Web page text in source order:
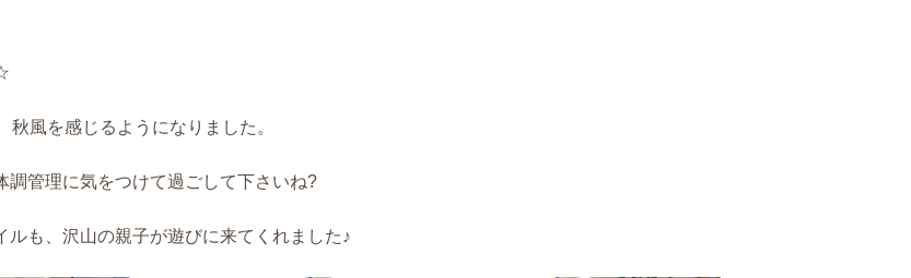
秋風を感じるようになりました。
調管理に気をつけて過ごして下さいね?
ルも、沢山の親子が遊びに来てくれました♪